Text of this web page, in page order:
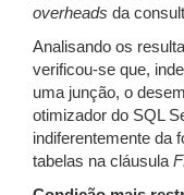
overheads da
Analisando os
verificou-se que,
uma junção, o
otimizador do SQL
indiferentemente da
tabelas na cláusula